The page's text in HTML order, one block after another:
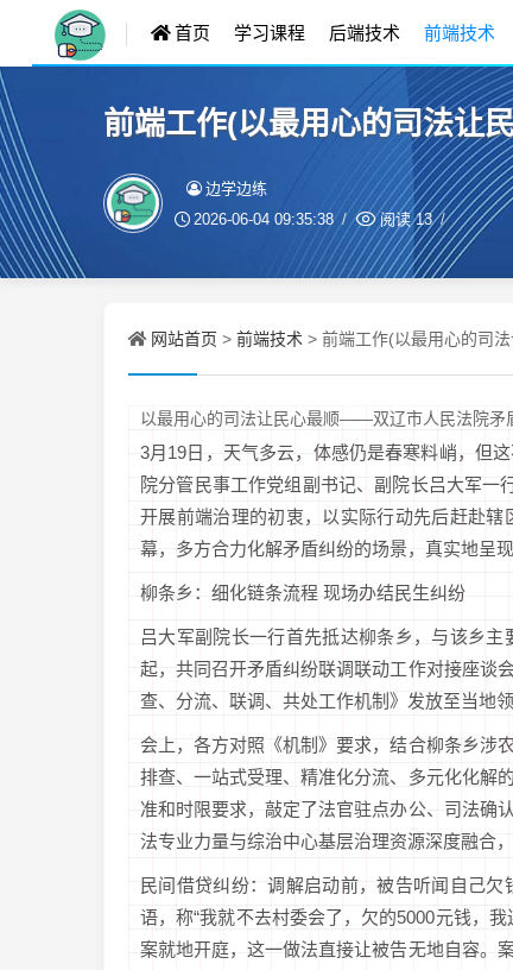
首页 学习课程 后端技术 前端技术
前端工作(以最用心的司法让
边学边练
2026-06-04 09:35:38 阅读13
网站首页 > 前端技术 > 前端工作(以最用心的司
以最用心的司法让民心最顺——双辽市人民法院矛
3月19日，天气多云，体感仍是春寒料峭，但
院分管民事工作党组副书记、副院长吕大军
开展前端治理的初衷，以实际行动先后赶赴
幕，多方合力化解矛盾纠纷的场景，真实地呈
柳条乡：细化链条流程 现场办结民生纠纷
吕大军副院长一行首先抵达柳条乡，与该乡
起，共同召开矛盾纠纷联调联动工作对接座谈
查、分流、联调、共处工作机制》发放至当地
会上，各方对照《机制》要求，结合柳条乡涉
排查、一站式受理、精准化分流、多元化化解
准和时限要求，敲定了法官驻点办公、司法确
法专业力量与综治中心基层治理资源深度融合
民间借贷纠纷：调解启动前，被告听闻自己
语，称“我就不去村委会了，欠的5000元钱，
案就地开庭，这一做法直接让被告无地自容。